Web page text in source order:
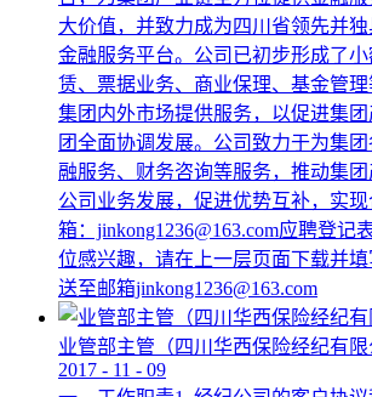
大价值，并致力成为四川省领先并
金融服务平台。公司已初步形成了
赁、票据业务、商业保理、基金管
集团内外市场提供服务，以促进集
团全面协调发展。公司致力于为集
融服务、财务咨询等服务，推动集
公司业务发展，促进优势互补，实
箱：jinkong1236@163.com应聘登记
位感兴趣，请在上一层页面下载并
送至邮箱jinkong1236@163.com
业管部主管（四川华西保险经纪有限
2017 - 11 - 09